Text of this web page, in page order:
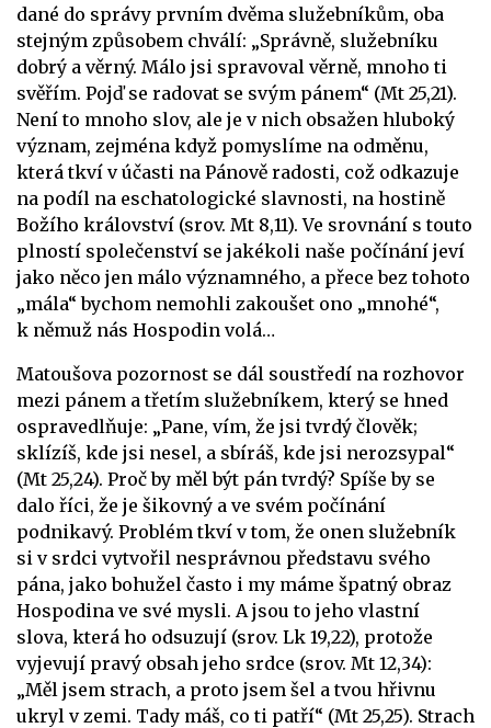
dané do správy prvním dvěma služebníkům, oba
stejným způsobem chválí: „Správně, služebníku
dobrý a věrný. Málo jsi spravoval věrně, mnoho ti
svěřím. Pojď se radovat se svým pánem“ (Mt 25,21).
Není to mnoho slov, ale je v nich obsažen hluboký
význam, zejména když pomyslíme na odměnu,
která tkví v účasti na Pánově radosti, což odkazuje
na podíl na eschatologické slavnosti, na hostině
Božího království (srov. Mt 8,11). Ve srovnání s touto
plností společenství se jakékoli naše počínání jeví
jako něco jen málo významného, a přece bez tohoto
„mála“ bychom nemohli zakoušet ono „mnohé“,
k němuž nás Hospodin volá…
Matoušova pozornost se dál soustředí na rozhovor
mezi pánem a třetím služebníkem, který se hned
ospravedlňuje: „Pane, vím, že jsi tvrdý člověk;
sklízíš, kde jsi nesel, a sbíráš, kde jsi nerozsypal“
(Mt 25,24). Proč by měl být pán tvrdý? Spíše by se
dalo říci, že je šikovný a ve svém počínání
podnikavý. Problém tkví v tom, že onen služebník
si v srdci vytvořil nesprávnou představu svého
pána, jako bohužel často i my máme špatný obraz
Hospodina ve své mysli. A jsou to jeho vlastní
slova, která ho odsuzují (srov. Lk 19,22), protože
vyjevují pravý obsah jeho srdce (srov. Mt 12,34):
„Měl jsem strach, a proto jsem šel a tvou hřivnu
ukryl v zemi. Tady máš, co ti patří“ (Mt 25,25). Strach